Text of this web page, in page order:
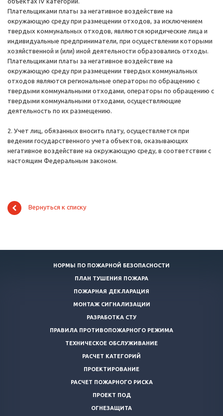
Плательщиками платы за негативное воздействие на
окружающую среду при размещении отходов, за исключением
твердых коммунальных отходов, являются юридические лица и
индивидуальные предприниматели, при осуществлении которыми
хозяйственной и (или) иной деятельности образовались отходы.
Плательщиками платы за негативное воздействие на
окружающую среду при размещении твердых коммунальных
отходов являются региональные операторы по обращению с
твердыми коммунальными отходами, операторы по обращению с
твердыми коммунальными отходами, осуществляющие
деятельность по их размещению.
2. Учет лиц, обязанных вносить плату, осуществляется при
ведении государственного учета объектов, оказывающих
негативное воздействие на окружающую среду, в соответствии с
настоящим Федеральным законом.
Вернуться к списку
НОРМЫ ПО ПОЖАРНОЙ БЕЗОПАСНОСТИ
ПЛАН ТУШЕНИЯ ПОЖАРА
ПОЖАРНАЯ ДЕКЛАРАЦИЯ
МОНТАЖ СИГНАЛИЗАЦИИ
РАЗРАБОТКА СТУ
ПРАВИЛА ПРОТИВОПОЖАРНОГО РЕЖИМА
ТЕХНИЧЕСКОЕ ОБСЛУЖИВАНИЕ
РАСЧЕТ КАТЕГОРИЙ
ПРОЕКТИРОВАНИЕ
РАСЧЕТ ПОЖАРНОГО РИСКА
ПРОЕКТ ПОД
ОГНЕЗАЩИТА